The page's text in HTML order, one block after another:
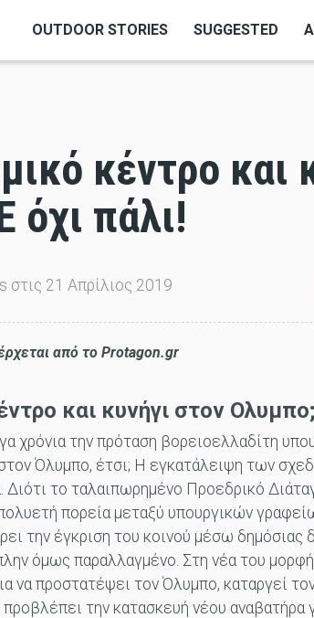
OUTDOOR STORIES SUGGESTED
κέντρο και
όχι πάλι!
στις 21 Απρίλιος 2019
από το Protagon.gr
και κυνήγι στον
χρόνια την πρόταση βορειοελλαδίτη
Όλυμπο, έτσι; Η εγκατάλειψη των
Διότι το ταλαιπωρημένο Προεδρικό
πορεία μεταξύ υπουργικών
την έγκριση του κοινού μέσω
όμως παραλλαγμένο. Στη νέα του
να προστατέψει τον Όλυμπο, καταργεί
την κατασκευή νέου αναβατήρα